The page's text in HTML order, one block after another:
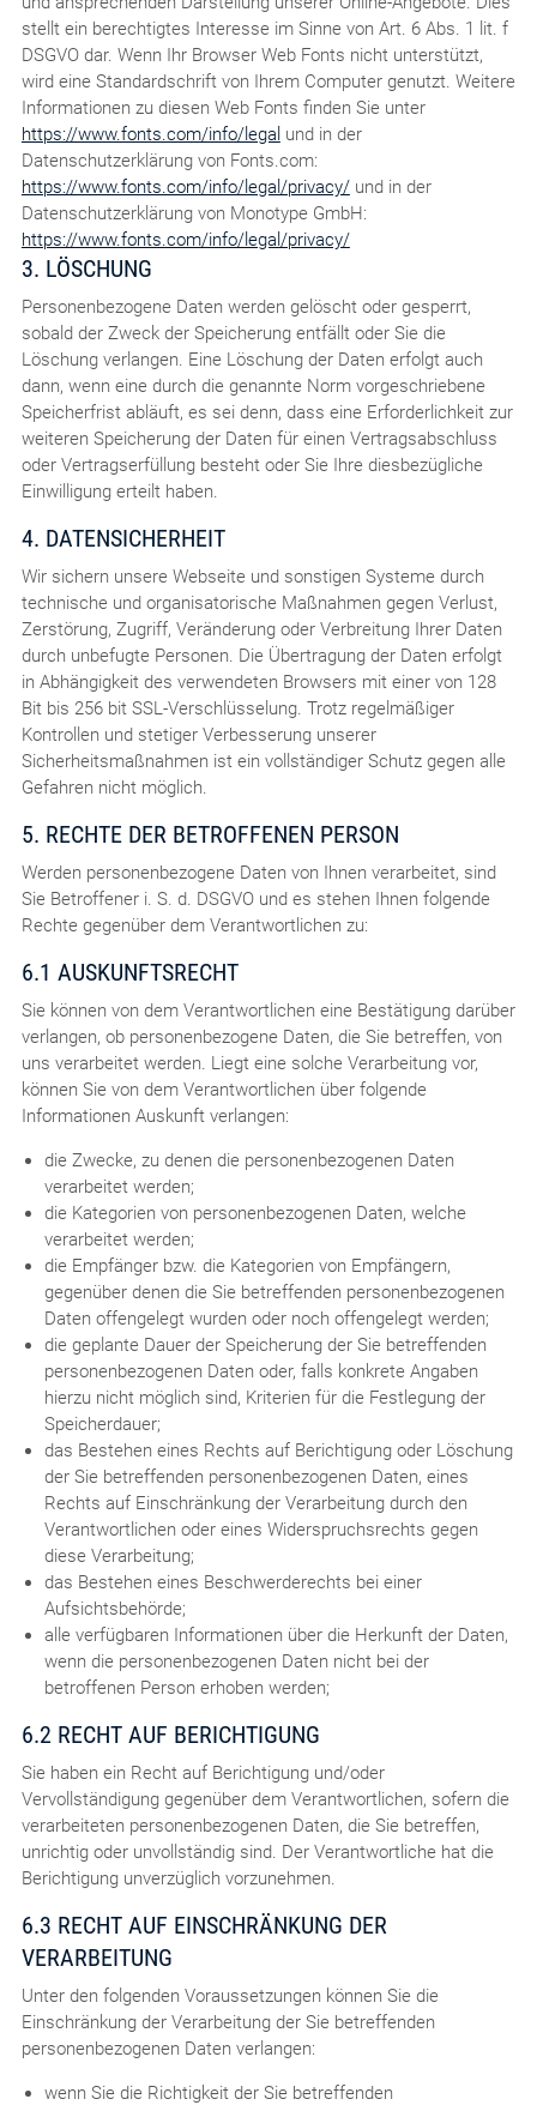
stellt ein berechtigtes Interesse im Sinne von Art. 6 Abs. 1 lit. f
DSGVO dar. Wenn Ihr Browser Web Fonts nicht unterstützt,
wird eine Standardschrift von Ihrem Computer genutzt. Weitere
Informationen zu diesen Web Fonts finden Sie unter
https://www.fonts.com/info/legal und in der
Datenschutzerklärung von Fonts.com:
https://www.fonts.com/info/legal/privacy/und in der
Datenschutzerklärung von Monotype GmbH:
https://www.fonts.com/info/legal/privacy/
3. LÖSCHUNG
Personenbezogene Daten werden gelöscht oder gesperrt,
sobald der Zweck der Speicherung entfällt oder Sie die
Löschung verlangen. Eine Löschung der Daten erfolgt auch
dann, wenn eine durch die genannte Norm vorgeschriebene
Speicherfrist abläuft, es sei denn, dass eine Erforderlichkeit zur
weiteren Speicherung der Daten für einen Vertragsabschluss
oder Vertragserfüllung besteht oder Sie Ihre diesbezügliche
Einwilligung erteilt haben.
4. DATENSICHERHEIT
Wir sichern unsere Webseite und sonstigen Systeme durch
technische und organisatorische Maßnahmen gegen Verlust,
Zerstörung, Zugriff, Veränderung oder Verbreitung Ihrer Daten
durch unbefugte Personen. Die Übertragung der Daten erfolgt
in Abhängigkeit des verwendeten Browsers mit einer von 128
Bit bis 256 bit SSL-Verschlüsselung. Trotz regelmäßiger
Kontrollen und stetiger Verbesserung unserer
Sicherheitsmaßnahmen ist ein vollständiger Schutz gegen alle
Gefahren nicht möglich.
5. RECHTE DER BETROFFENEN PERSON
Werden personenbezogene Daten von Ihnen verarbeitet, sind
Sie Betroffener i. S. d. DSGVO und es stehen Ihnen folgende
Rechte gegenüber dem Verantwortlichen zu:
6.1 AUSKUNFTSRECHT
Sie können von dem Verantwortlichen eine Bestätigung darüber
verlangen, ob personenbezogene Daten, die Sie betreffen, von
uns verarbeitet werden. Liegt eine solche Verarbeitung vor,
können Sie von dem Verantwortlichen über folgende
Informationen Auskunft verlangen:
die Zwecke, zu denen die personenbezogenen Daten
verarbeitet werden;
die Kategorien von personenbezogenen Daten, welche
verarbeitet werden;
die Empfänger bzw. die Kategorien von Empfängern,
gegenüber denen die Sie betreffenden personenbezogenen
Daten offengelegt wurden oder noch offengelegt werden;
die geplante Dauer der Speicherung der Sie betreffenden
personenbezogenen Daten oder, falls konkrete Angaben
hierzu nicht möglich sind, Kriterien für die Festlegung der
Speicherdauer;
das Bestehen eines Rechts auf Berichtigung oder Löschung
der Sie betreffenden personenbezogenen Daten, eines
Rechts auf Einschränkung der Verarbeitung durch den
Verantwortlichen oder eines Widerspruchsrechts gegen
diese Verarbeitung;
das Bestehen eines Beschwerderechts bei einer
Aufsichtsbehörde;
alle verfügbaren Informationen über die Herkunft der Daten,
wenn die personenbezogenen Daten nicht bei der
betroffenen Person erhoben werden;
6.2 RECHT AUF BERICHTIGUNG
Sie haben ein Recht auf Berichtigung und/oder
Vervollständigung gegenüber dem Verantwortlichen, sofern die
verarbeiteten personenbezogenen Daten, die Sie betreffen,
unrichtig oder unvollständig sind. Der Verantwortliche hat die
Berichtigung unverzüglich vorzunehmen.
6.3 RECHT AUF EINSCHRÄNKUNG DER
VERARBEITUNG
Unter den folgenden Voraussetzungen können Sie die
Einschränkung der Verarbeitung der Sie betreffenden
personenbezogenen Daten verlangen:
wenn Sie die Richtigkeit der Sie betreffenden